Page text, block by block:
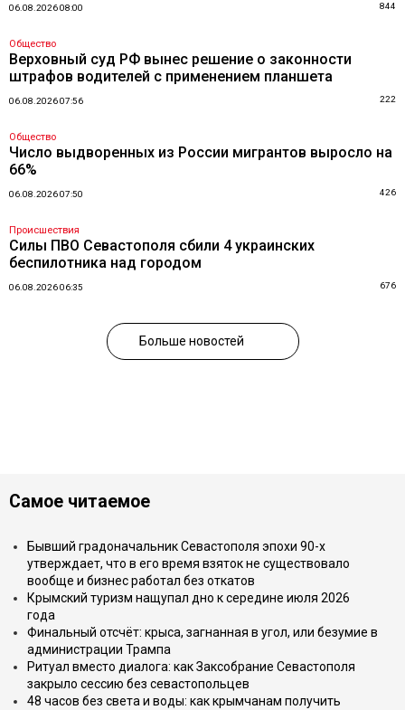
06.08.2026 08:00 844
Общество
Верховный суд РФ вынес решение о законности
штрафов водителей с применением планшета
06.08.2026 07:56 222
Общество
Число выдворенных из России мигрантов выросло на
66%
06.08.2026 07:50 426
Происшествия
Силы ПВО Севастополя сбили 4 украинских
беспилотника над городом
06.08.2026 06:35 676
Больше новостей
Самое читаемое
Бывший градоначальник Севастополя эпохи 90-х
утверждает, что в его время взяток не существовало
вообще и бизнес работал без откатов
Крымский туризм нащупал дно к середине июля 2026
года
Финальный отсчёт: крыса, загнанная в угол, или безумие в
администрации Трампа
Ритуал вместо диалога: как Заксобрание Севастополя
закрыло сессию без севастопольцев
48 часов без света и воды: как крымчанам получить